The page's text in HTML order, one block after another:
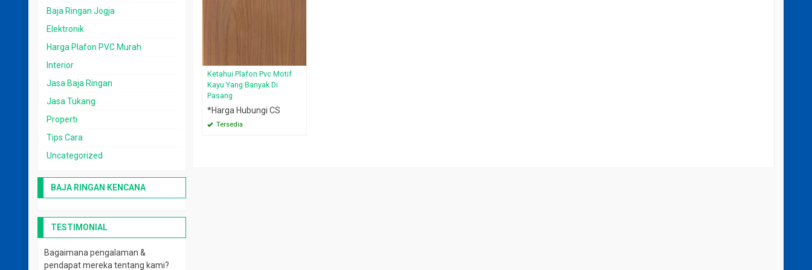
Ketahui Plafon Pvc Motif
Kayu Yang Banyak Di
Pasang
*Harga Hubungi CS
Tersedia
Baja Ringan Jogja
Elektronik
Harga Plafon PVC Murah
Interior
Jasa Baja Ringan
Jasa Tukang
Properti
Tips Cara
Uncategorized
BAJA RINGAN KENCANA
TESTIMONIAL
Bagaimana pengalaman &
pendapat mereka tentang kami?